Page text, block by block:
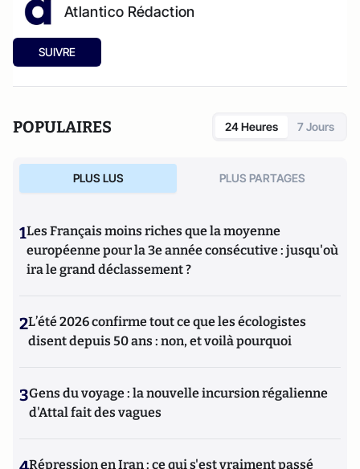
Atlantico Rédaction
SUIVRE
POPULAIRES 24 Heures 7 Jours
PLUS LUS PLUS PARTAGES
1Les Français moins riches que la moyenne
européenne pour la 3e année consécutive : jusqu'où
ira le grand déclassement ?
2L’été 2026 confirme tout ce que les écologistes
disent depuis 50 ans : non, et voilà pourquoi
3Gens du voyage : la nouvelle incursion régalienne
d'Attal fait des vagues
Répression en Iran : ce qui s'est vraiment passé